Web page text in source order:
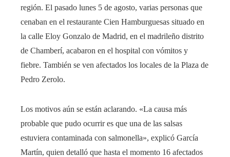
región. El pasado lunes 5 de agosto, varias personas que
cenaban en el restaurante Cien Hamburguesas situado en
la calle Eloy Gonzalo de Madrid, en el madrileño distrito
de Chamberí, acabaron en el hospital con vómitos y
fiebre. También se ven afectados los locales de la Plaza de
Pedro Zerolo.
Los motivos aún se están aclarando. «La causa más
probable que pudo ocurrir es que una de las salsas
estuviera contaminada con salmonella», explicó García
Martín, quien detalló que hasta el momento 16 afectados